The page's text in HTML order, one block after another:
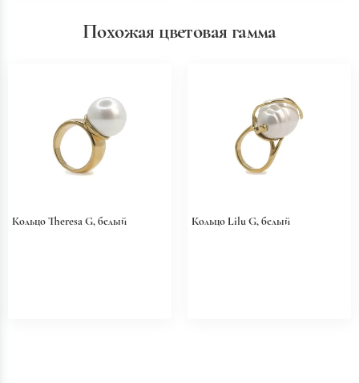
Похожая цветовая гамма
Кольцо Theresa G, белый Кольцо Lilu G, белый